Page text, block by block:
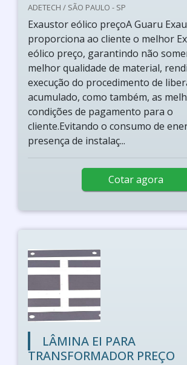
ADETECH / SÃO PAULO - SP
Exaustor eólico preçoA Guaru
proporciona ao cliente o melhor
eólico preço, garantindo não
melhor qualidade de material,
execução do procedimento de
acumulado, como também, as
condições de pagamento para o
cliente.Evitando o consumo de
presença de instalaç...
Cotar agora
LÂMINA EI PARA
TRANSFORMADOR PREÇO